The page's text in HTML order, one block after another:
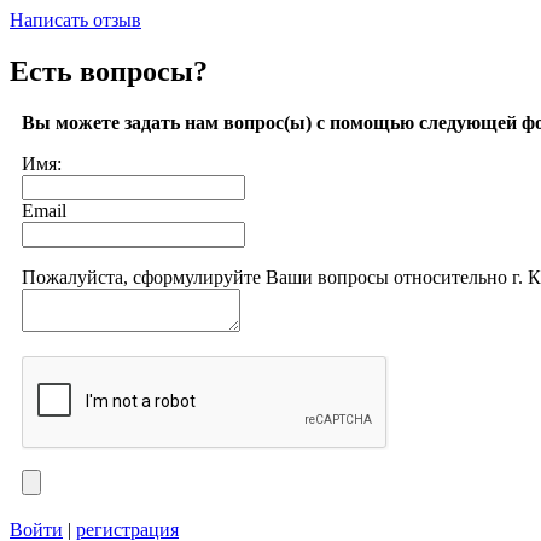
Написать отзыв
Есть вопросы?
Вы можете задать нам вопрос(ы) с помощью следующей
Имя:
Email
Пожалуйста, сформулируйте Ваши вопросы относительно г.
Войти | регистрация